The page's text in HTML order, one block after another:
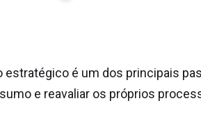
estratégico é um dos principais
e reavaliar os próprios